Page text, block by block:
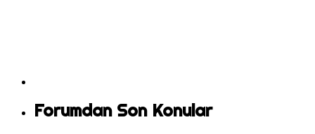
Forumdan Son Konular